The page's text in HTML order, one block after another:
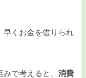
早くお金を借りられ
みで考えると、消費